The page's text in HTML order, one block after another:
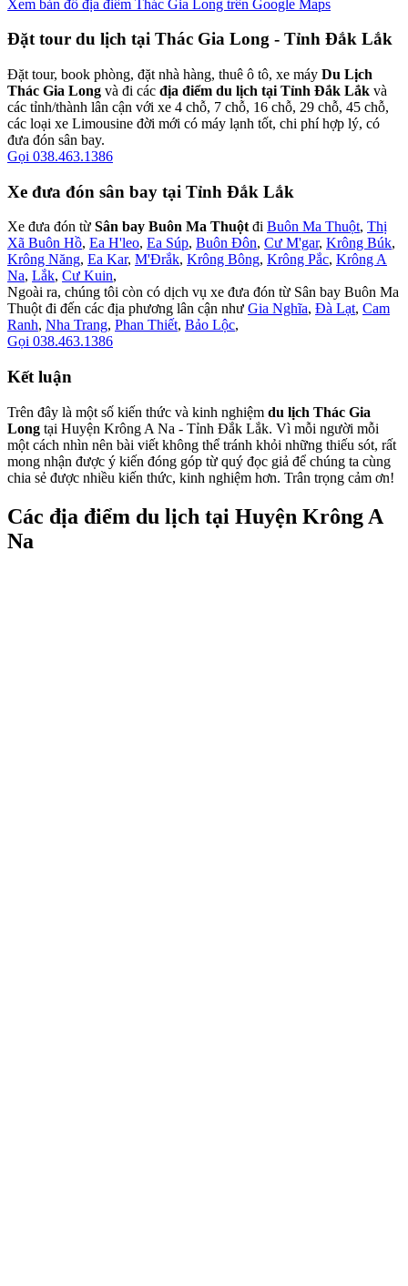
Xem bản đồ địa điểm Thác Gia Long trên Google Maps
Đặt tour du lịch tại Thác Gia Long - Tỉnh Đắk Lắk
Đặt tour, book phòng, đặt nhà hàng, thuê ô tô, xe máy Du Lịch
Thác Gia Long và đi các địa điểm du lịch tại Tỉnh Đắk Lắk và
các tỉnh/thành lân cận với xe 4 chỗ, 7 chỗ, 16 chỗ, 29 chỗ, 45 chỗ,
các loại xe Limousine đời mới có máy lạnh tốt, chi phí hợp lý, có
đưa đón sân bay.
Gọi 038.463.1386
Xe đưa đón sân bay tại Tỉnh Đắk Lắk
Xe đưa đón từ Sân bay Buôn Ma Thuột đi Buôn Ma Thuột, Thị
Xã Buôn Hồ, Ea H'leo, Ea Súp, Buôn Đôn, Cư M'gar, Krông Búk,
Krông Năng, Ea Kar, M'Đrắk, Krông Bông, Krông Pắc, Krông A
Na, Lắk, Cư Kuin,
Ngoài ra, chúng tôi còn có dịch vụ xe đưa đón từ Sân bay Buôn Ma
Thuột đi đến các địa phương lân cận như Gia Nghĩa, Đà Lạt, Cam
Ranh, Nha Trang, Phan Thiết, Bảo Lộc,
Gọi 038.463.1386
Kết luận
Trên đây là một số kiến thức và kinh nghiệm du lịch Thác Gia
Long tại Huyện Krông A Na - Tỉnh Đắk Lắk. Vì mỗi người mỗi
một cách nhìn nên bài viết không thể tránh khỏi những thiếu sót, rất
mong nhận được ý kiến đóng góp từ quý đọc giả để chúng ta cùng
chia sẻ được nhiều kiến thức, kinh nghiệm hơn. Trân trọng cảm ơn!
Các địa điểm du lịch tại Huyện Krông A
Na